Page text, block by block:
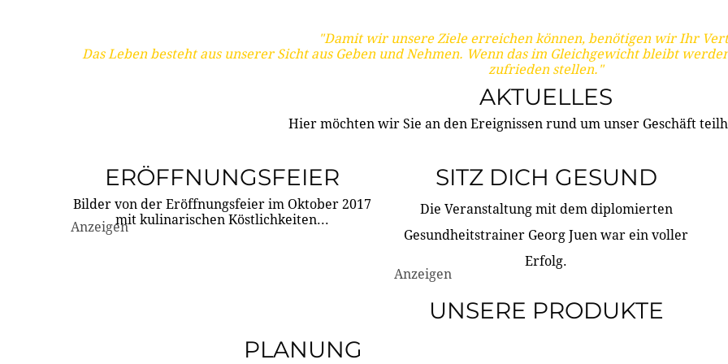
"Damit wir unsere Ziele erreichen können, benötigen wir Ihr
Das Leben besteht aus unserer Sicht aus Geben und Nehmen. Wenn das im Gleichgewicht bleibt
zufrieden stellen."
AKTUELLES
Hier möchten wir Sie an den Ereignissen rund um unser Geschäft
ERÖFFNUNGSFEIER
Bilder von der Eröffnungsfeier im Oktober 2017
mit kulinarischen Köstlichkeiten...
Anzeigen
SITZ DICH GESUND
Die Veranstaltung mit dem diplomierten
Gesundheitstrainer Georg Juen war ein voller
Erfolg.
Anzeigen
UNSERE PRODUKTE
PLANUNG